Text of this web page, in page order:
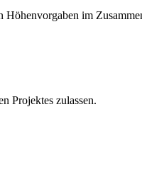
Höhenvorgaben im
Projektes zulassen.